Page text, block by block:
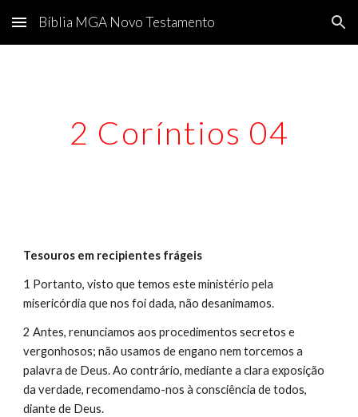
Skip to main content Skip to navigation
Bíblia MGA Novo Testamento
2 Coríntios 04
Tesouros em recipientes frágeis
1 Portanto, visto que temos este ministério pela
misericórdia que nos foi dada, não desanimamos.
2 Antes, renunciamos aos procedimentos secretos e
vergonhosos; não usamos de engano nem torcemos a
palavra de Deus. Ao contrário, mediante a clara exposição
da verdade, recomendamo-nos à consciência de todos,
diante de Deus.